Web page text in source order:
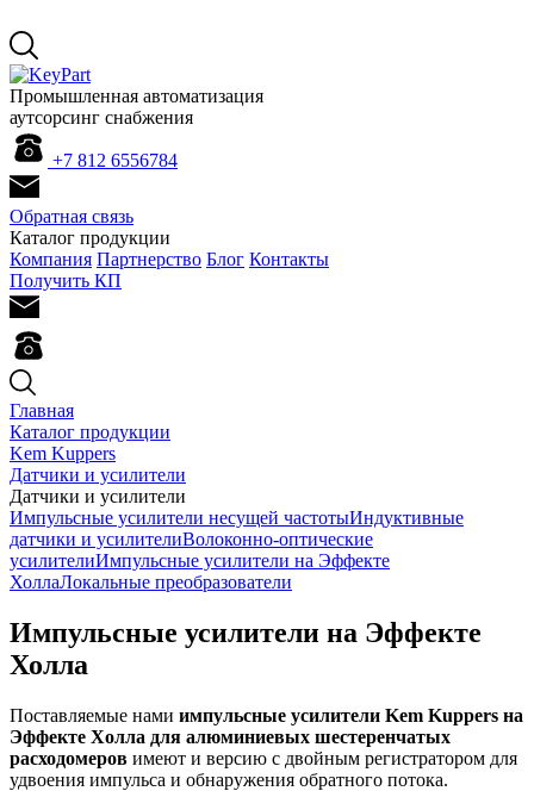
Промышленная автоматизация
аутсорсинг снабжения
+7 812 6556784
Обратная связь
Каталог продукции
Компания Партнерство Блог Контакты
Получить КП
Главная
Каталог продукции
Kem Kuppers
Датчики и усилители
Датчики и усилители
Импульсные усилители несущей частотыИндуктивные
датчики и усилителиВолоконно-оптические
усилителиИмпульсные усилители на Эффекте
ХоллаЛокальные преобразователи
Импульсные усилители на Эффекте
Холла
Поставляемые нами импульсные усилители Kem Kuppers на
Эффекте Холла для алюминиевых шестеренчатых
расходомеров имеют и версию с двойным регистратором для
удвоения импульса и обнаружения обратного потока.